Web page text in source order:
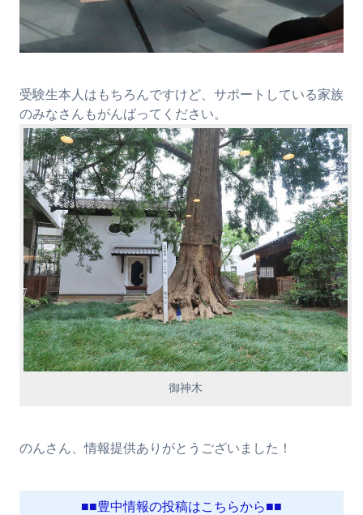
受験生本人はもちろんですけど、サポートしている家族
のみなさんもがんばってください。
御神木
のんさん、情報提供ありがとうございました！
■■豊中情報の投稿はこちらから■■